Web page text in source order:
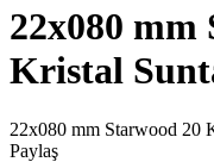
22x080 mm
Kristal
22x080 mm Starwood 20
Paylaş